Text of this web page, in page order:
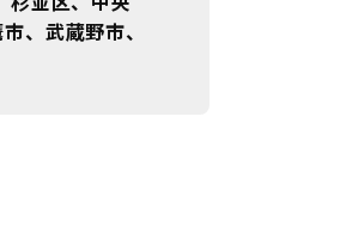
、武蔵野市、